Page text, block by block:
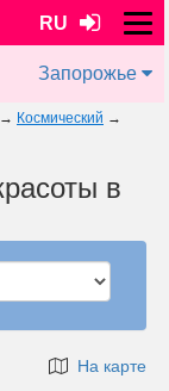
RU
Запорожье
→ Космический →
в
На карте